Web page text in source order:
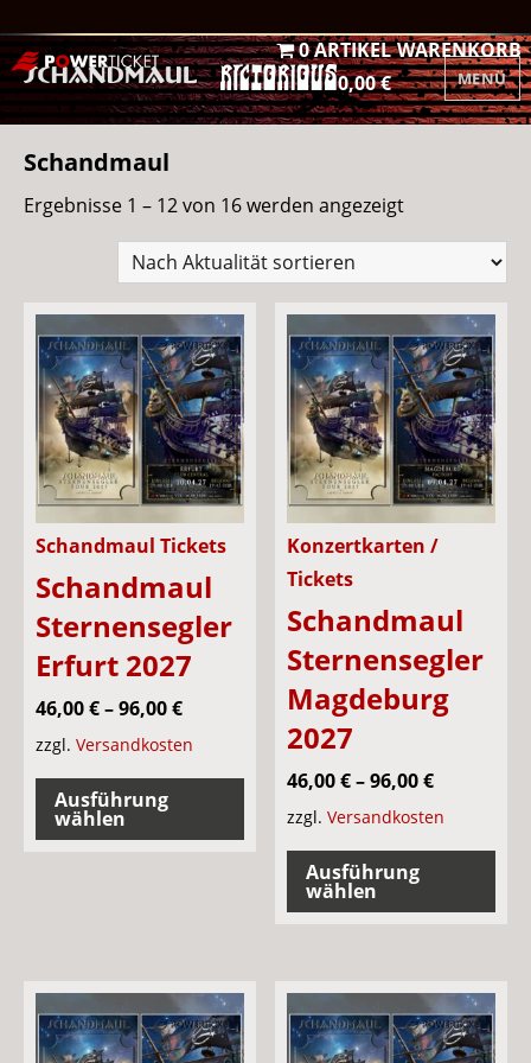
WARENKORB
0 ARTIKEL
0,00 €
MENÜ
Schandmaul
Ergebnisse 1 – 12 von 16 werden angezeigtNach
Aktualität
Schandmaul Tickets
Schandmaul
Sternensegler
Erfurt 2027
46,00€–96,00€
zzgl. Versandkosten
Ausführung
wählen
Dieses
Produkt
weist
mehrere
Varianten
Optionen
können
Konzertkarten /
Tickets
Schandmaul
Sternensegler
Magdeburg
2027
46,00€–96,00€
zzgl.Versandkosten
Ausführung
wählen
Die